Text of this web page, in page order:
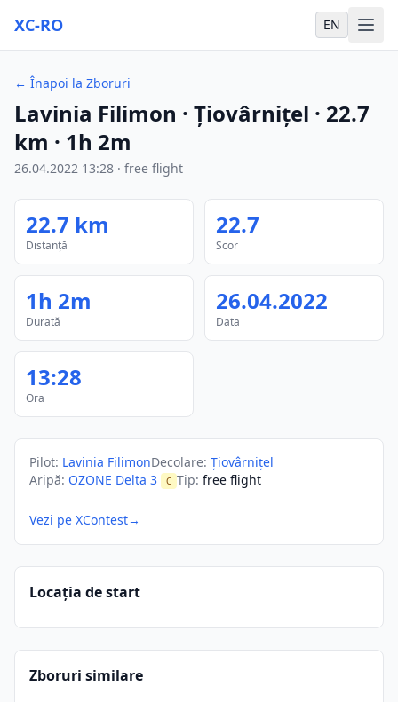
XC-RO EN
← Înapoi la Zboruri
Lavinia Filimon · Țiovârnițel · 22.7
km · 1h 2m
26.04.2022 13:28 · free flight
22.7 km
Distanță
22.7
Scor
1h 2m
Durată
26.04.2022
Data
13:28
Ora
Pilot: Lavinia FilimonDecolare: Țiovârnițel
Aripă: OZONE Delta 3 C Tip: free flight
Vezi pe XContest→
Locația de start
Zboruri similare